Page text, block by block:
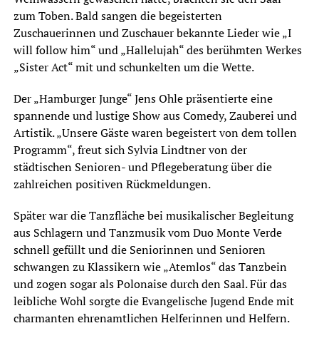
zum Toben. Bald sangen die begeisterten
Zuschauerinnen und Zuschauer bekannte Lieder wie „I
will follow him“ und „Hallelujah“ des berühmten Werkes
„Sister Act“ mit und schunkelten um die Wette.
Der „Hamburger Junge“ Jens Ohle präsentierte eine
spannende und lustige Show aus Comedy, Zauberei und
Artistik. „Unsere Gäste waren begeistert von dem tollen
Programm“, freut sich Sylvia Lindtner von der
städtischen Senioren- und Pflegeberatung über die
zahlreichen positiven Rückmeldungen.
Später war die Tanzfläche bei musikalischer Begleitung
aus Schlagern und Tanzmusik vom Duo Monte Verde
schnell gefüllt und die Seniorinnen und Senioren
schwangen zu Klassikern wie „Atemlos“ das Tanzbein
und zogen sogar als Polonaise durch den Saal. Für das
leibliche Wohl sorgte die Evangelische Jugend Ende mit
charmanten ehrenamtlichen Helferinnen und Helfern.